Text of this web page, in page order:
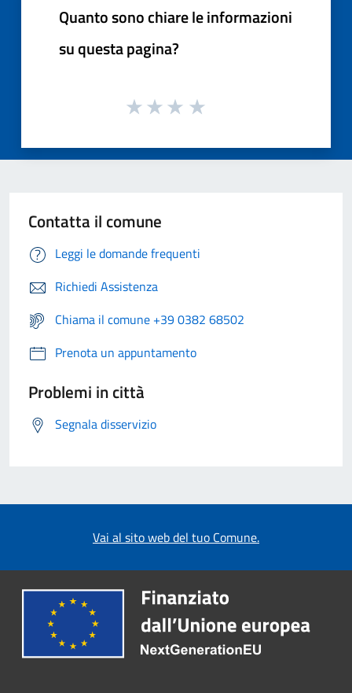
Quanto sono chiare le informazioni
su questa pagina?
Contatta il comune
Leggi le domande frequenti
Richiedi Assistenza
Chiama il comune +39 0382 68502
Prenota un appuntamento
Problemi in città
Segnala disservizio
Vai al sito web del tuo Comune.